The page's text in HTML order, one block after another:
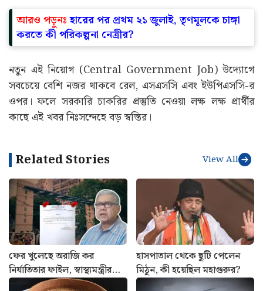
আরও পড়ুনঃ হারের পর প্রথম ২১ জুলাই, তৃণমূলকে চাঙ্গা
করতে কী পরিকল্পনা নেত্রীর?
নতুন এই নিয়োগ (Central Government Job) উদ্যোগে
সবচেয়ে বেশি নজর থাকবে রেল, এসএসসি এবং ইউপিএসসি-র
ওপর। ফলে সরকারি চাকরির প্রস্তুতি নেওয়া লক্ষ লক্ষ প্রার্থীর
কাছে এই খবর নিঃসন্দেহে বড় স্বস্তির।
Related Stories View All
ফের খুলেছে অরাজি কর
নির্যাতিতার ফাইল, স্বাস্থ্যমন্ত্রীর
সাথে বৈঠক সেরে ঘোষণা
হাসপাতাল থেকে ছুটি পেলেন
মিঠুন, কী হয়েছিল মহাগুরুর?